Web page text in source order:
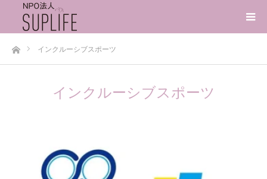
ホームインクルーシブスポーツ
インクルーシブスポーツ